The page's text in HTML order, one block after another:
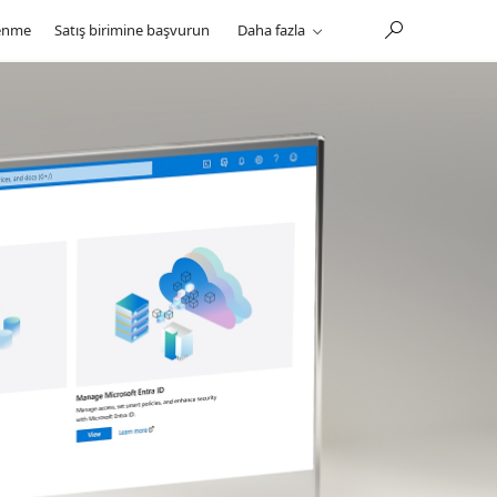
Satış birimine başvurun Daha fazla